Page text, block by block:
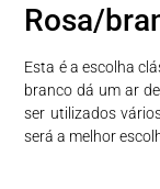
Rosa/
Esta é a escolha
branco dá um ar
ser utilizados
será a melhor